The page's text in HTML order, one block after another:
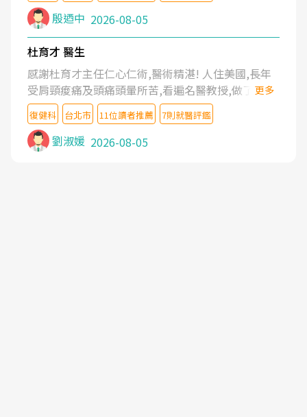
殷迺中 2026-08-05
杜育才 醫生
感謝杜育才主任仁心仁術,醫術精湛! 人住美國,長年
受肩頸痠痛及頭痛頭暈所苦,看遍名醫教授,做了各種
檢查,也嘗試過西醫打針,中醫針灸及物理徒手治療都
沒有用,後來連吃到嗎啡類止痛藥都效果有限,只是壓
症狀,沒多久就痛起來,多年失眠嚴重影響生活品質.
台灣親友介紹忠孝醫院杜育才主任是頸頭症候群專
更多
復健科 台北市 11位讀者推薦 7則就醫評鑑
劉淑媛 2026-08-05